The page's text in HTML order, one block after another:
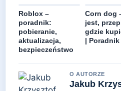
Roblox –
poradnik:
pobieranie,
aktualizacja,
bezpieczeństwo
Corn dog
jest,
gdzie
| Poradnik
O AUTORZE
Jakub